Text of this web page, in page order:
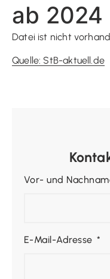
ab 2024
Datei ist nicht
Quelle: StB-aktuell.de
Vor- und
E-Mail-Adresse